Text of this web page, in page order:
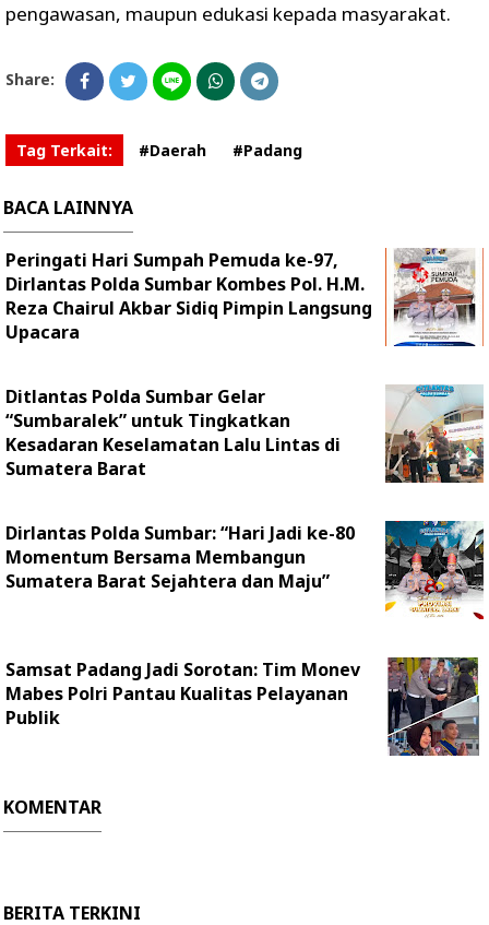
pengawasan, maupun edukasi kepada masyarakat.
Share:
Tag Terkait: #Daerah #Padang
BACA LAINNYA
Peringati Hari Sumpah Pemuda ke-97,
Dirlantas Polda Sumbar Kombes Pol. H.M.
Reza Chairul Akbar Sidiq Pimpin Langsung
Upacara
Ditlantas Polda Sumbar Gelar
“Sumbaralek” untuk Tingkatkan
Kesadaran Keselamatan Lalu Lintas di
Sumatera Barat
Dirlantas Polda Sumbar: “Hari Jadi ke-80
Momentum Bersama Membangun
Sumatera Barat Sejahtera dan Maju”
Samsat Padang Jadi Sorotan: Tim Monev
Mabes Polri Pantau Kualitas Pelayanan
Publik
KOMENTAR
BERITA TERKINI